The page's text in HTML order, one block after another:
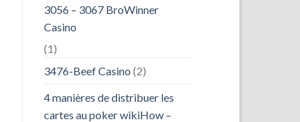
3056 – 3067 BroWinner
Casino
(1)
3476-Beef Casino (2)
4 manières de distribuer les
cartes au poker wikiHow –